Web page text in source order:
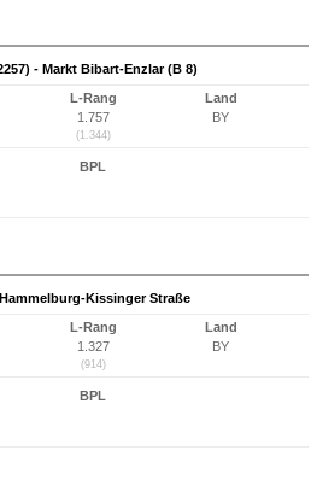
- Markt Bibart-Enzlar (B 8)
L-Rang
1.757
(1.344)
Land
BY
BPL
Kissinger Straße
L-Rang
1.327
(914)
Land
BY
BPL